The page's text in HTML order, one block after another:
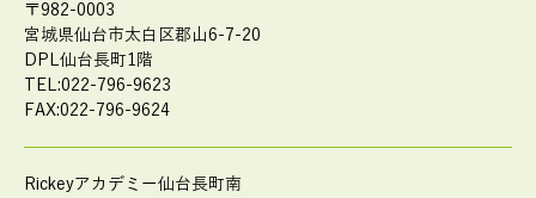
〒982-0003
宮城県仙台市太白区郡山6-7-20
DPL仙台長町1階
TEL:022-796-9623
FAX:022-796-9624
Rickeyアカデミー仙台長町南